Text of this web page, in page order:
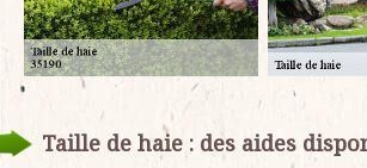
Taille de haie : des aides